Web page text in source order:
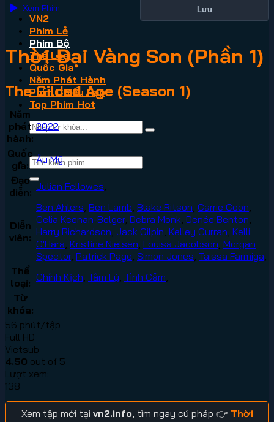
VN2
Phim Lẻ
Phim Bộ
Thể Loại
Quốc Gia
Năm Phát Hành
Phim Chiếu Rạp
Top Phim Hot
Xem Phim Lưu
Thời Đại Vàng Son (Phần 1)
The Gilded Age (Season 1)
Năm
phát
hành:
2022
Quốc
gia:
Âu Mỹ
Đạo
diễn: Julian Fellowes
Diễn
viên:
Ben Ahlers Ben Lamb Blake Ritson Carrie Coon
Celia Keenan-Bolger, Debra Monk Denée Benton
Harry Richardson Jack Gilpin Kelley Curran Kelli
O'Hara Kristine Nielsen Louisa Jacobson Morgan
Spector, Patrick Page Simon Jones Taissa Farmiga
Thể
loại: Chính Kịch Tâm Lý Tình Cảm
Từ
khóa:
56 phút/tập
Full HD
Vietsub
4.50 out of 5
Lượt xem:
138
Xem tập mới tại vn2.info, tìm ngay cú pháp 👉 Thời